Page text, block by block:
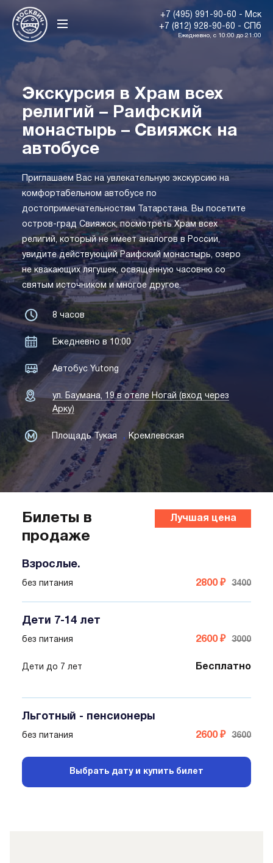
+7 (495) 991-90-60 - Мск
+7 (812) 928-90-60 - СПб
Ежедневно, с 10:00 до 21:00
Экскурсия в Храм всех
религий – Раифский
монастырь – Свияжск на
автобусе
Приглашаем Вас на увлекательную экскурсию на
комфортабельном автобусе по
достопримечательностям Татарстана. Вы посетите
остров-град Свияжск, посмотреть Храм всех
религий, который не имеет аналогов в России,
увидите действующий Раифский монастырь, озеро
не квакающих лягушек, освященную часовню со
святым источником и многое другое.
8 часов
Ежедневно в 10:00
Автобус Yutong
ул. Баумана, 19 в отеле Ногай (вход через
Арку)
Площадь Тукая ,Кремлевская
Билеты в
продаже
Лучшая цена
Взрослые.
без питания 3400
2800 ₽
Дети 7-14 лет
без питания 3000
2600 ₽
Дети до 7 лет Бесплатно
Льготный - пенсионеры
без питания 3600
2600 ₽
Выбрать дату и купить билет